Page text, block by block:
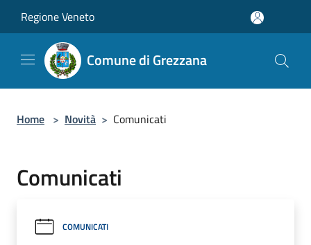
Regione Veneto
Comune di Grezzana
Home > Novità > Comunicati
Comunicati
COMUNICATI